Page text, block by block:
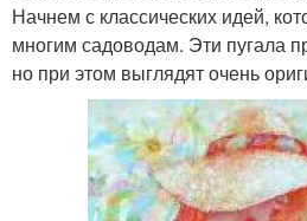
Комические пугала
Начнем с классических идей,
многим садоводам. Эти пугала
но при этом выглядят очень